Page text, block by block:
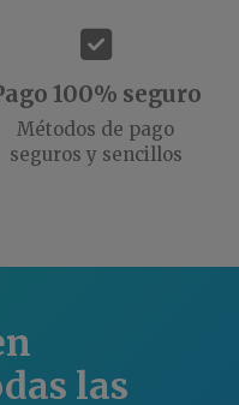
100% seguro
Métodos de pago
seguros y sencillos
las